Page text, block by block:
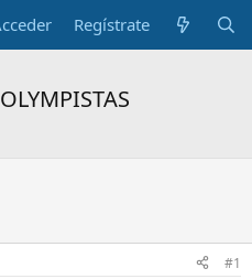
Regístrate
#1